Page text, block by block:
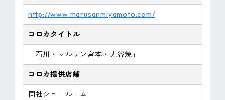
http://www.marusanmiyamoto.com/
コロカタイトル
「石川・マルサン宮本・九谷焼」
コロカ提供店舗
同社ショールーム